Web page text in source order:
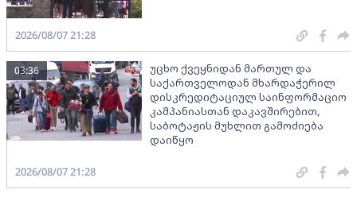
2026/08/07 21:28
უცხო ქვეყნიდან მართულ და
საქართველოდან მხარდაჭერილ
დისკრედიტაციულ საინფორმაციო
კამპანიასთან დაკავშირებით,
საბოტაჟის მუხლით გამოძიება
დაიწყო
03:36
2026/08/07 21:28